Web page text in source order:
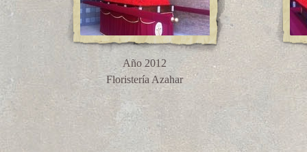
Año 2012
Floristería Azahar